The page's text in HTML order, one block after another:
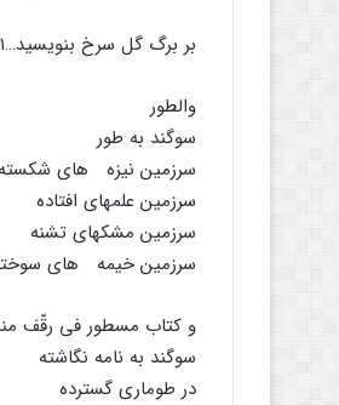
بر برگ گل سرخ بنویسید…۱
والطور
سوگند به طور
سرزمین نیزه های شکسته
سرزمین علمهای افتاده
سرزمین مشکهای تشنه
سرزمین خیمه های
و کتاب مسطور فی رقّف
سوگند به نامه نگاشته
در طوماری گسترده